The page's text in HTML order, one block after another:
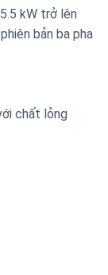
kW trở lên
bản ba pha
chất lỏng